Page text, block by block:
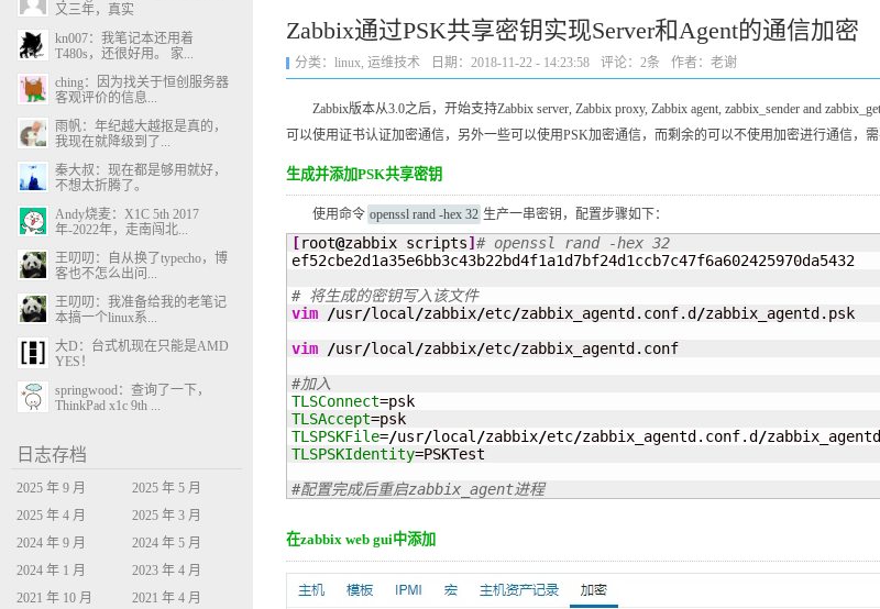
Zabbix通过PSK共享密钥实现Server和Agent的通信加密
分类： linux, 运维技术 日期：2018-11-22 - 14:23:58 评论： 2条 作者：老谢
Zabbix版本从3.0之后，开始支持Zabbix server, Zabbix proxy, Zabbix agent, zabbix_sender and
可以使用证书认证加密通信，另外一些可以使用PSK加密通信，而剩余的可以不使用加密进行通信，
生成并添加PSK共享密钥
使用命令 openssl rand -hex 32 生产一串密钥，配置步骤如下：
[root@zabbix scripts] # openssl rand -hex 32
ef52cbe2d1a35e6bb3c43b22bd4f1a1d7bf24d1ccb7c47f6a602425970da5432
# 将生成的密钥写入该文件
vim /usr/local/zabbix/etc/zabbix_agentd.conf.d/zabbix_agentd.psk
vim /usr/local/zabbix/etc/zabbix_agentd.conf
#加入
TLSConnect
TLSAccept
TLSPSKFile=/usr/local/zabbix/etc/zabbix_agentd.conf.d/
TLSPSKIdentity=PSKTest
#配置完成后重启zabbix_agent进程
在zabbix web gui中添加
又三年，真实
kn007：我笔记本还用着
T480s，还很好用。 家...
ching：因为找关于恒创服务器
客观评价的信息...
雨帆：年纪越大越抠是真的，
我现在就降级到了...
秦大叔：现在都是够用就好，
不想太折腾了。
Andy烧麦：X1C 5th 2017
年-2022年，走南闯北...
王叨叨：自从换了typecho，博
客也不怎么出问...
王叨叨：我准备给我的老笔记
本搞一个linux系...
大D：台式机现在只能是AMD
YES！
springwood：查询了一下，
ThinkPad x1c 9th ...
日志存档
2025 年 9 月
2025 年 5 月
2025 年 4 月
2025 年 3 月
2024 年 9 月
2024 年 5 月
2024 年 1 月
2023 年 4 月
2021 年 10 月
2021 年 4 月